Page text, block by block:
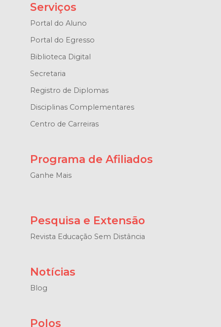
Serviços
Portal do Aluno
Portal do Egresso
Biblioteca Digital
Secretaria
Registro de Diplomas
Disciplinas Complementares
Centro de Carreiras
Programa de Afiliados
Ganhe Mais
Pesquisa e Extensão
Revista Educação Sem Distância
Notícias
Blog
Polos